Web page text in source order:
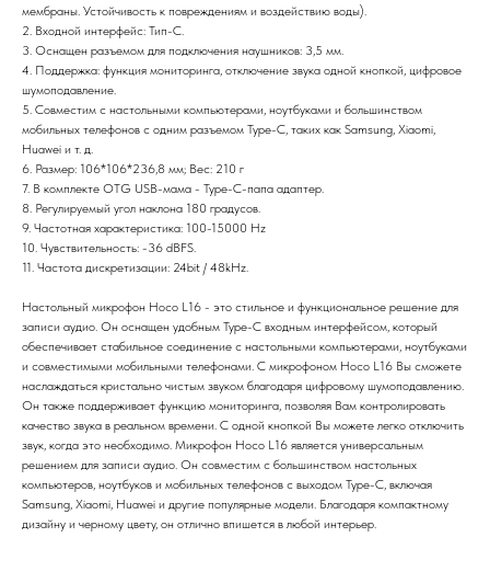
мембраны. Устойчивость к повреждениям и воздействию воды).
2. Входной интерфейс: Тип-C.
3. Оснащен разъемом для подключения наушников: 3,5 мм.
4. Поддержка: функция мониторинга, отключение звука одной кнопкой, цифровое
шумоподавление.
5. Совместим с настольными компьютерами, ноутбуками и большинством
мобильных телефонов с одним разъемом Type-C, таких как Samsung, Xiaomi,
Huawei и т. д.
6. Размер: 106*106*236,8 мм; Вес: 210 г
7. В комплекте OTG USB-мама - Type-C-папа адаптер.
8. Регулируемый угол наклона 180 градусов.
9. Частотная характеристика: 100-15000 Hz
10. Чувствительность: -36 dBFS.
11. Частота дискретизации: 24bit / 48kHz.
Настольный микрофон Hoco L16 - это стильное и функциональное решение для
записи аудио. Он оснащен удобным Type-C входным интерфейсом, который
обеспечивает стабильное соединение с настольными компьютерами, ноутбуками
и совместимыми мобильными телефонами. С микрофоном Hoco L16 Вы сможете
наслаждаться кристально чистым звуком благодаря цифровому шумоподавлению.
Он также поддерживает функцию мониторинга, позволяя Вам контролировать
качество звука в реальном времени. С одной кнопкой Вы можете легко отключить
звук, когда это необходимо. Микрофон Hoco L16 является универсальным
решением для записи аудио. Он совместим с большинством настольных
компьютеров, ноутбуков и мобильных телефонов с выходом Type-C, включая
Samsung, Xiaomi, Huawei и другие популярные модели. Благодаря компактному
дизайну и черному цвету, он отлично впишется в любой интерьер.